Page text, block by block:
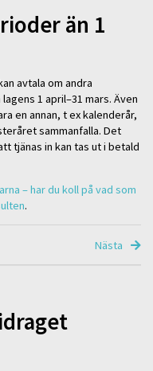
än 1
avtala om andra
1 april–31 mars. Även
en annan, t ex kalenderår,
sammanfalla. Det
tjänas in kan tas ut i betald
– har du koll på vad som
.
Nästa